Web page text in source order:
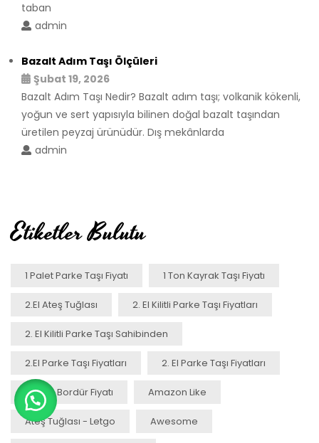
taban
admin
Bazalt Adım Taşı Ölçüleri
Şubat 19, 2026
Bazalt Adım Taşı Nedir? Bazalt adım taşı; volkanik kökenli,
yoğun ve sert yapısıyla bilinen doğal bazalt taşından
üretilen peyzaj ürünüdür. Dış mekânlarda
admin
Etiketler Bulutu
1 Palet Parke Taşı Fiyatı 1 Ton Kayrak Taşı Fiyatı
2.el Ateş Tuğlası 2. El Kilitli Parke Taşı Fiyatları
2. El Kilitli Parke Taşı Sahibinden
2.el Parke Taşı Fiyatları 2. El Parke Taşı Fiyatları
50 Cm Bordür Fiyatı Amazon Like
Ateş Tuğlası - Letgo Awesome